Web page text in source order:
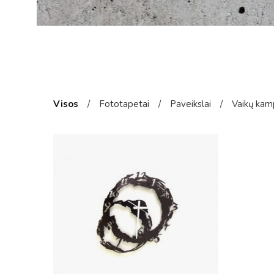
Visos / Fototapetai / Paveikslai / Vaikų